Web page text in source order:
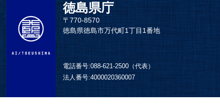
徳島県庁
〒770-8570
徳島県徳島市万代町1丁目1番地
電話番号:088-621-2500（代表）
法人番号:4000020360007